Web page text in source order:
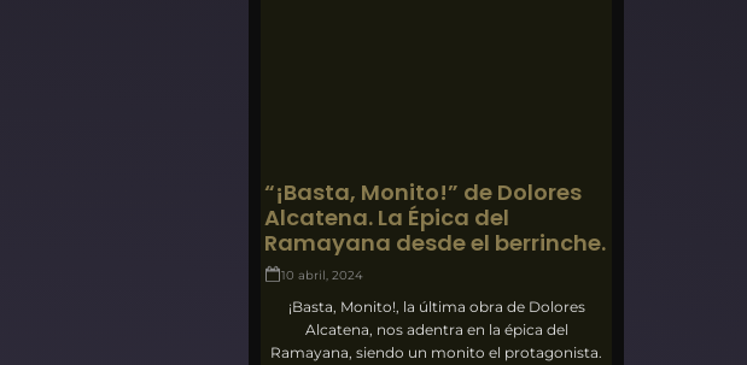
“¡Basta, Monito!” de Dolores
Alcatena. La Épica del
Ramayana desde el berrinche.
10 abril, 2024
¡Basta, Monito!, la última obra de Dolores
Alcatena, nos adentra en la épica del
Ramayana, siendo un monito el protagonista.